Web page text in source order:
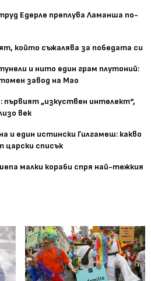
Едерле преплува Ламанша по-
който съжалява за победата си
и нито един грам плутоний:
завод на Мао
„изкуствен интелект“,
век
и един истински Гилгамеш: какво
царски списък
малки кораби спря най-тежкия